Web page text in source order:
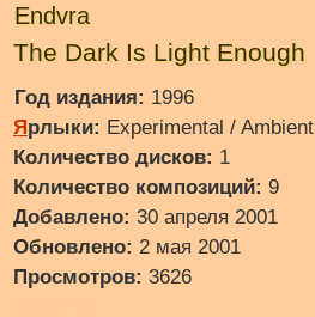
Endvra
The Dark Is Light Enough
Год издания: 1996
Ярлыки: Experimental / Ambient
Количество дисков: 1
Количество композиций: 9
Добавлено: 30 апреля 2001
Обновлено: 2 мая 2001
Просмотров: 3626